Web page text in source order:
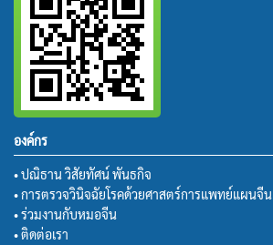
องค์กร
• ปณิธาน วิสัยทัศน์ พันธกิจ
• การตรวจวินิจฉัยโรคด้วยศาสตร์การแพทย์แผนจีน
• ร่วมงานกับหมอจีน
• ติดต่อเรา